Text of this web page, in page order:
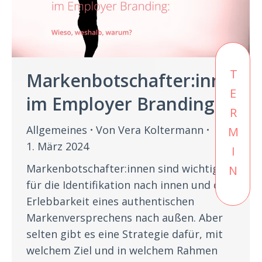
Markenbotschafter:innen
im Employer Branding
Allgemeines Von Vera Koltermann
1. März 2024
Markenbotschafter:innen sind wichtig
für die Identifikation nach innen und die
Erlebbarkeit eines authentischen
Markenversprechens nach außen. Aber
selten gibt es eine Strategie dafür, mit
welchem Ziel und in welchem Rahmen
TERMIN